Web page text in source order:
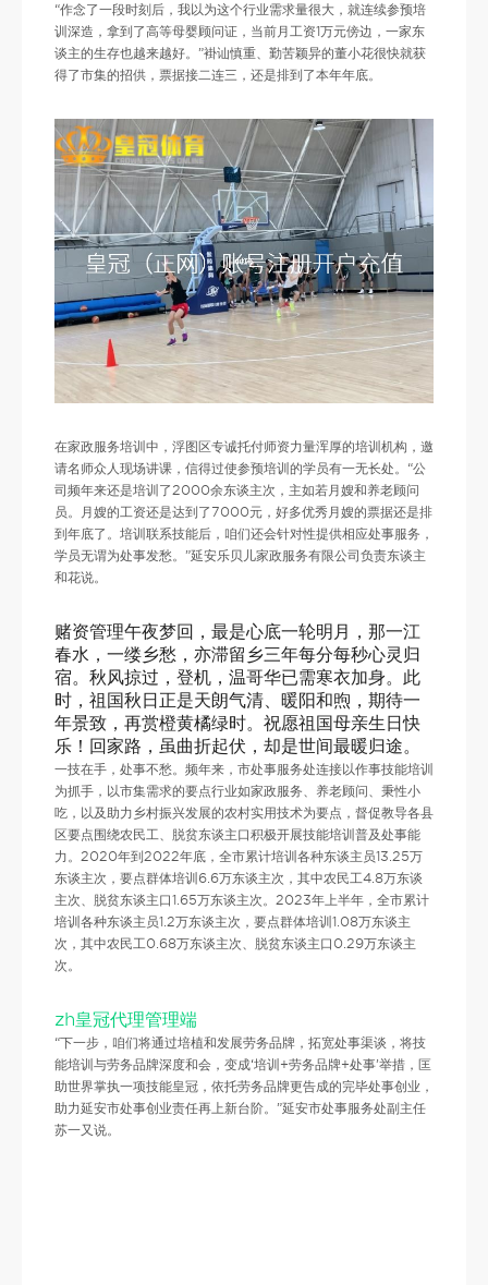
“作念了一段时刻后，我以为这个行业需求量很大，就连续参预培
训深造，拿到了高等母婴顾问证，当前月工资1万元傍边，一家东
谈主的生存也越来越好。”褂讪慎重、勤苦颖异的董小花很快就获
得了市集的招供，票据接二连三，还是排到了本年年底。
在家政服务培训中，浮图区专诚托付师资力量浑厚的培训机构，邀
请名师众人现场讲课，信得过使参预培训的学员有一无长处。“公
司频年来还是培训了2000余东谈主次，主如若月嫂和养老顾问
员。月嫂的工资还是达到了7000元，好多优秀月嫂的票据还是排
到年底了。培训联系技能后，咱们还会针对性提供相应处事服务，
学员无谓为处事发愁。”延安乐贝儿家政服务有限公司负责东谈主
和花说。
赌资管理午夜梦回，最是心底一轮明月，那一江
春水，一缕乡愁，亦滞留乡三年每分每秒心灵归
宿。秋风掠过，登机，温哥华已需寒衣加身。此
时，祖国秋日正是天朗气清、暖阳和煦，期待一
年景致，再赏橙黄橘绿时。祝愿祖国母亲生日快
乐！回家路，虽曲折起伏，却是世间最暖归途。
一技在手，处事不愁。频年来，市处事服务处连接以作事技能培训
为抓手，以市集需求的要点行业如家政服务、养老顾问、秉性小
吃，以及助力乡村振兴发展的农村实用技术为要点，督促教导各县
区要点围绕农民工、脱贫东谈主口积极开展技能培训普及处事能
力。2020年到2022年底，全市累计培训各种东谈主员13.25万
东谈主次，要点群体培训6.6万东谈主次，其中农民工4.8万东谈
主次、脱贫东谈主口1.65万东谈主次。2023年上半年，全市累计
培训各种东谈主员1.2万东谈主次，要点群体培训1.08万东谈主
次，其中农民工0.68万东谈主次、脱贫东谈主口0.29万东谈主
次。
zh皇冠代理管理端
“下一步，咱们将通过培植和发展劳务品牌，拓宽处事渠谈，将技
能培训与劳务品牌深度和会，变成‘培训+劳务品牌+处事’举措，匡
助世界掌执一项技能皇冠，依托劳务品牌更告成的完毕处事创业，
助力延安市处事创业责任再上新台阶。”延安市处事服务处副主任
苏一又说。